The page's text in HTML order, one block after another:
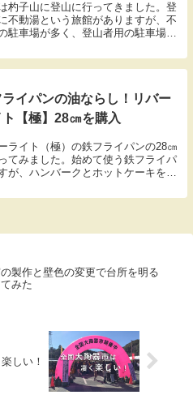
杓子山に登山に行ってきました。登
不動湯という旅館がありますが、不
駐車場が多く、登山者用の駐車場が
です。
イパンの油ならし！リバー
ト【極】28㎝を購入
ライト（極）の鉄フライパンの28㎝
てみました。始めて使う鉄フライパ
が、ハンバークとホットケーキを上
製作と壁色の変更で台所を明る
みた
しい！